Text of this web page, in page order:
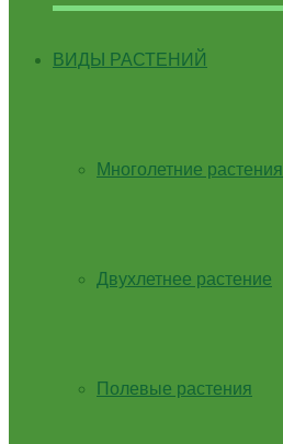
ВИДЫ РАСТЕНИЙ
Многолетние растения
Двухлетнее растение
Полевые растения